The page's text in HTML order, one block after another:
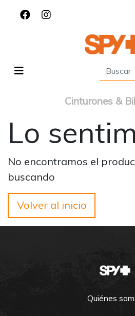
Cinturones &
Lo
No encontramos el
buscando
Volver al inicio
Quiénes